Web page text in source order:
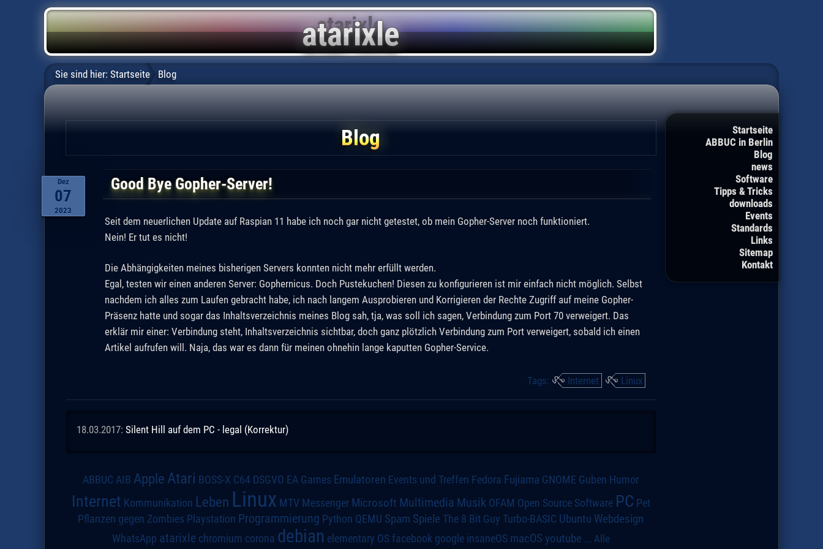
Startseite
ABBUC in Berlin
Blog
news
Software
Tipps & Tricks
downloads
Events
Standards
Links
Sitemap
Kontakt
Sie sind hier: Startseite Blog
Blog
Dez
07
2023
Good Bye Gopher-Server!
Seit dem neuerlichen Update auf Raspian 11 habe ich noch gar nicht getestet, ob mein Gopher-Server noch funktioniert.
Nein! Er tut es nicht!
Die Abhängigkeiten meines bisherigen Servers konnten nicht mehr erfüllt werden.
Egal, testen wir einen anderen Server: Gophernicus. Doch Pustekuchen! Diesen zu konfigurieren ist mir einfach nicht möglich. Selbst
nachdem ich alles zum Laufen gebracht habe, ich nach langem Ausprobieren und Korrigieren der Rechte Zugriff auf meine Gopher-
Präsenz hatte und sogar das Inhaltsverzeichnis meines Blog sah, tja, was soll ich sagen, Verbindung zum Port 70 verweigert. Das
erklär mir einer: Verbindung steht, Inhaltsverzeichnis sichtbar, doch ganz plötzlich Verbindung zum Port verweigert, sobald ich einen
Artikel aufrufen will. Naja, das war es dann für meinen ohnehin lange kaputten Gopher-Service.
Tags: Internet Linux
18.03.2017: Silent Hill auf dem PC - legal (Korrektur)
ABBUC AIB AppleAtari BOSS-X C64 DSGVO EA Games Emulatoren Events und Treffen Fedora Fujiama GNOME Guben Humor
Internet Kommunikation Leben Linux MTV Messenger Microsoft Multimedia Musik OFAM Open Source Software PC Pet
Pflanzen gegen Zombies Playstation Programmierung Python QEMU Spam Spiele The 8 Bit Guy Turbo-BASIC Ubuntu Webdesign
WhatsApp atarixle chromium corona debian elementary OS facebook google insaneOS macOS youtube ... Alle